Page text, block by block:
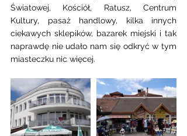
Światowej, Kościół, Ratusz, Centrum
Kultury, pasaż handlowy, kilka innych
ciekawych sklepików, bazarek miejski i tak
naprawdę nie udało nam się odkryć w tym
miasteczku nic więcej.